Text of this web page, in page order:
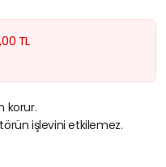
TL
korur.
işlevini etkilemez.